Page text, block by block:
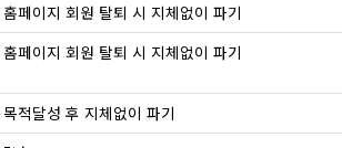
홈페이지 회원 탈퇴 시 지체없이 파기
홈페이지 회원 탈퇴 시 지체없이 파기
목적달성 후 지체없이 파기